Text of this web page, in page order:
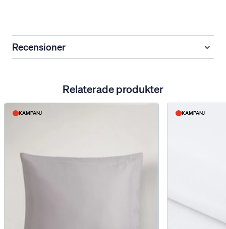
Recensioner
Relaterade produkter
KAMPANJ KAMPANJ